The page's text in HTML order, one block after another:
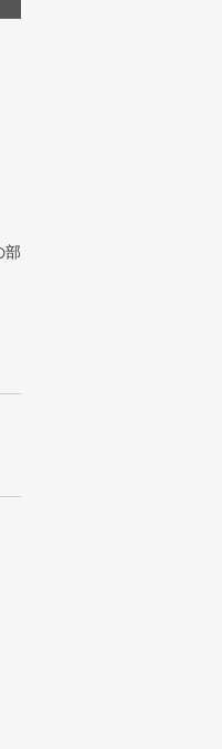
部